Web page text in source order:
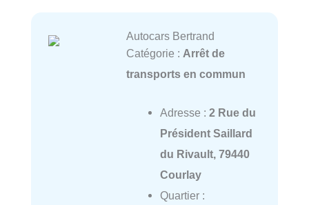
Autocars Bertrand
Catégorie : Arrêt de
transports en commun
Adresse : 2 Rue du
Président Saillard
du Rivault, 79440
Courlay
Quartier :